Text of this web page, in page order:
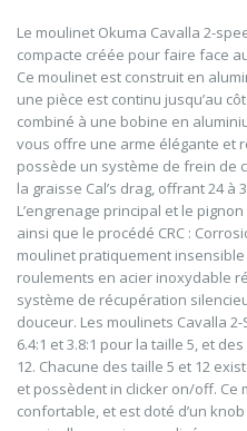
Le moulinet Okuma Cavalla 2-
compacte créée pour faire face
Ce moulinet est construit en
une pièce est continu jusqu’au
combiné à une bobine en
vous offre une arme élégante et
possède un système de frein de
la graisse Cal’s drag, offrant 24 à
L’engrenage principal et le
ainsi que le procédé CRC :
moulinet pratiquement
roulements en acier inoxydable
système de récupération
douceur. Les moulinets Cavalla
6.4:1 et 3.8:1 pour la taille 5, et
12. Chacune des taille 5 et 12
et possèdent in clicker on/off. Ce
confortable, et est doté d’un